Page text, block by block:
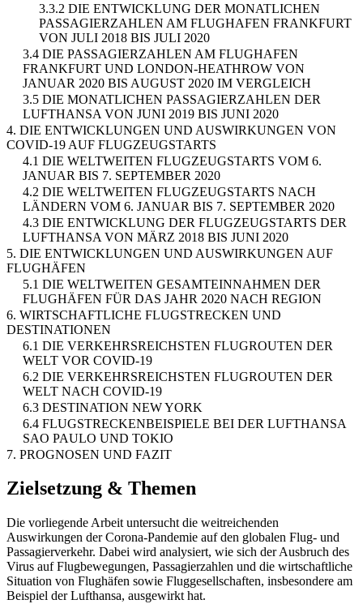
3.3.2 DIE ENTWICKLUNG DER MONATLICHEN
PASSAGIERZAHLEN AM FLUGHAFEN FRANKFURT
VON JULI 2018 BIS JULI 2020
3.4 DIE PASSAGIERZAHLEN AM FLUGHAFEN
FRANKFURT UND LONDON-HEATHROW VON
JANUAR 2020 BIS AUGUST 2020 IM VERGLEICH
3.5 DIE MONATLICHEN PASSAGIERZAHLEN DER
LUFTHANSA VON JUNI 2019 BIS JUNI 2020
4. DIE ENTWICKLUNGEN UND AUSWIRKUNGEN VON
COVID-19 AUF FLUGZEUGSTARTS
4.1 DIE WELTWEITEN FLUGZEUGSTARTS VOM 6.
JANUAR BIS 7. SEPTEMBER 2020
4.2 DIE WELTWEITEN FLUGZEUGSTARTS NACH
LÄNDERN VOM 6. JANUAR BIS 7. SEPTEMBER 2020
4.3 DIE ENTWICKLUNG DER FLUGZEUGSTARTS DER
LUFTHANSA VON MÄRZ 2018 BIS JUNI 2020
5. DIE ENTWICKLUNGEN UND AUSWIRKUNGEN AUF
FLUGHÄFEN
5.1 DIE WELTWEITEN GESAMTEINNAHMEN DER
FLUGHÄFEN FÜR DAS JAHR 2020 NACH REGION
6. WIRTSCHAFTLICHE FLUGSTRECKEN UND
DESTINATIONEN
6.1 DIE VERKEHRSREICHSTEN FLUGROUTEN DER
WELT VOR COVID-19
6.2 DIE VERKEHRSREICHSTEN FLUGROUTEN DER
WELT NACH COVID-19
6.3 DESTINATION NEW YORK
6.4 FLUGSTRECKENBEISPIELE BEI DER LUFTHANSA
SAO PAULO UND TOKIO
7. PROGNOSEN UND FAZIT
Zielsetzung & Themen
Die vorliegende Arbeit untersucht die weitreichenden
Auswirkungen der Corona-Pandemie auf den globalen Flug- und
Passagierverkehr. Dabei wird analysiert, wie sich der Ausbruch des
Virus auf Flugbewegungen, Passagierzahlen und die wirtschaftliche
Situation von Flughäfen sowie Fluggesellschaften, insbesondere am
Beispiel der Lufthansa, ausgewirkt hat.